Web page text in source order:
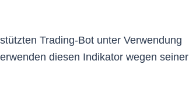
Trading-Bot unter Verwendung
diesen Indikator wegen seiner